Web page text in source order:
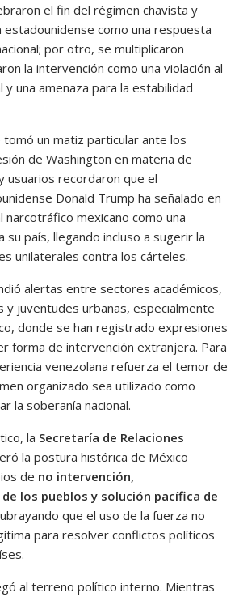
el fin del régimen chavista y
estadounidense como una respuesta
por otro, se multiplicaron
la intervención como una violación al
y una amenaza para la estabilidad
un matiz particular ante los
de Washington en materia de
usuarios recordaron que el
Donald Trump ha señalado en
narcotráfico mexicano como una
su país, llegando incluso a sugerir la
unilaterales contra los cárteles.
alertas entre sectores académicos,
y juventudes urbanas, especialmente
donde se han registrado expresiones
forma de intervención extranjera. Para
venezolana refuerza el temor de
organizado sea utilizado como
la soberanía nacional.
la Secretaría de Relaciones
la postura histórica de México
de no intervención,
los pueblos y solución pacífica de
que el uso de la fuerza no
para resolver conflictos políticos
al terreno político interno. Mientras